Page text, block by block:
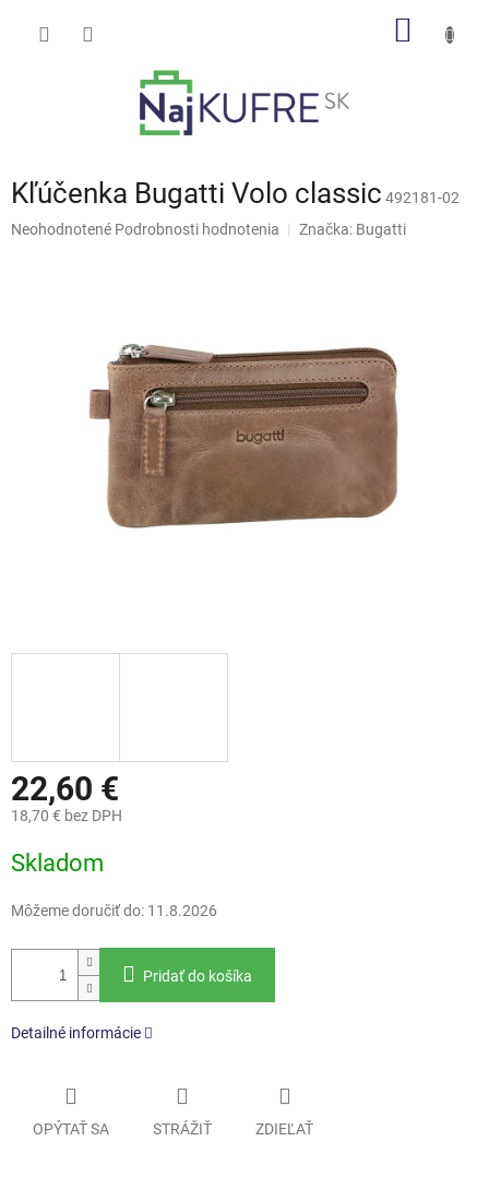
Kľúčenka Bugatti Volo classic 492181-02
Priemerné
Neohodnotené Podrobnosti hodnotenia Značka: Bugatti
22,60 €
18,70 € bez DPH
cena:
Skladom
Môžeme doručiť do: 11.8.2026
Pridať do košíka
Detailné informácie
OPÝTAŤ SA STRÁŽIŤ ZDIEĽAŤ